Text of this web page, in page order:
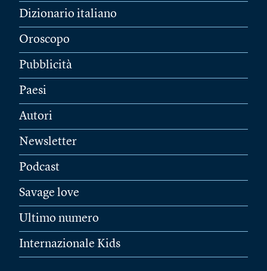
Dizionario italiano
Oroscopo
Pubblicità
Paesi
Autori
Newsletter
Podcast
Savage love
Ultimo numero
Internazionale Kids